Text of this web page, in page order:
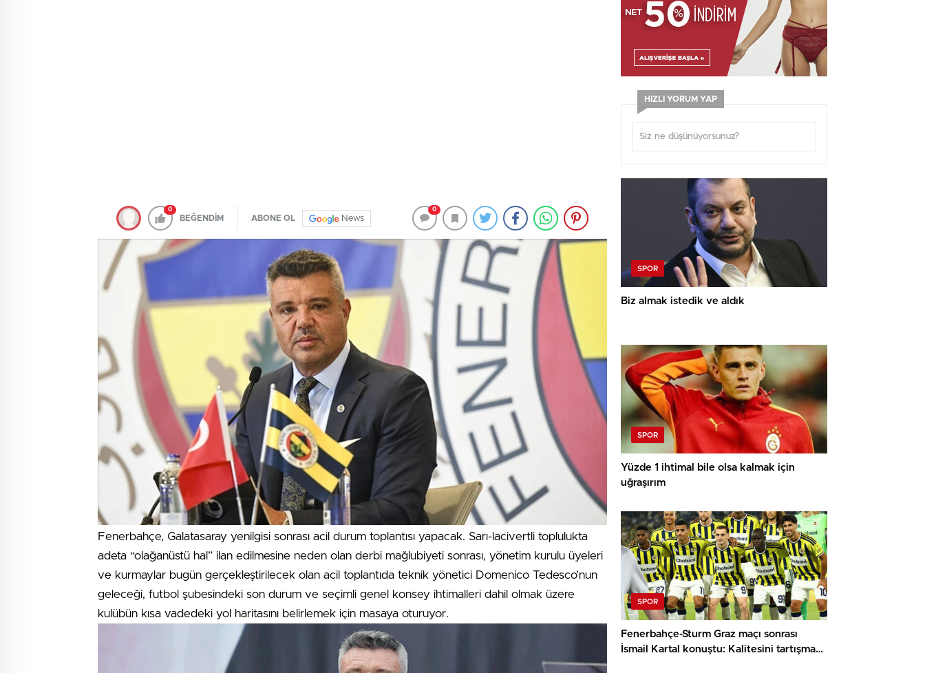
0
BEĞENDİM ABONE OL News
0
Fenerbahçe, Galatasaray yenilgisi sonrası acil durum toplantısı yapacak. Sarı-lacivertli toplulukta
adeta “olağanüstü hal” ilan edilmesine neden olan derbi mağlubiyeti sonrası, yönetim kurulu üyeleri
ve kurmaylar bugün gerçekleştirilecek olan acil toplantıda teknik yönetici Domenico Tedesco’nun
geleceği, futbol şubesindeki son durum ve seçimli genel konsey ihtimalleri dahil olmak üzere
kulübün kısa vadedeki yol haritasını belirlemek için masaya oturuyor.
HIZLI YORUM YAP
SPOR
Biz almak istedik ve aldık
SPOR
Yüzde 1 ihtimal bile olsa kalmak için
uğraşırım
SPOR
Fenerbahçe-Sturm Graz maçı sonrası
İsmail Kartal konuştu: Kalitesini tartışmaya